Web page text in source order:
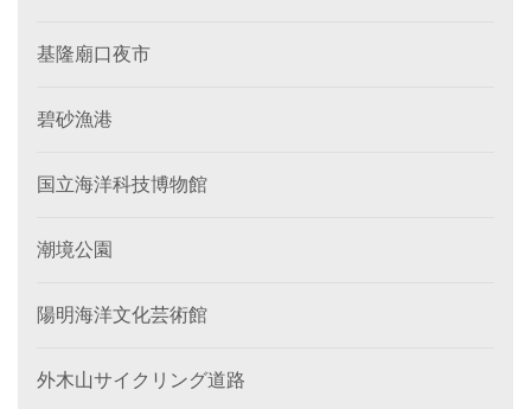
基隆廟口夜市
碧砂漁港
国立海洋科技博物館
潮境公園
陽明海洋文化芸術館
外木山サイクリング道路